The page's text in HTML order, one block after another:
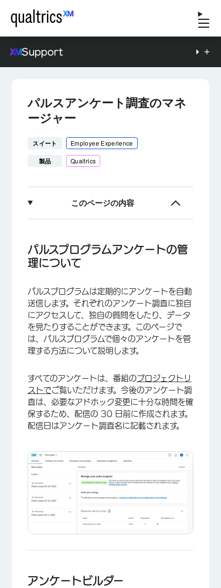
Support
パルスアンケート調査のマネ
ージャー
スイート Employee Experience
製品 Qualtrics
このページの内容
アンケートビルダー
アンケート調査参加者
組織階層
メッセージ
データと分析
FAQs
パルスプログラムアンケートの管
理について
パルスプログラムは定期的にアンケートを自動
送信します。それぞれのアンケート調査に独自
にアクセスして、独自の質問をしたり、データ
を見たりすることができます。このページで
は、パルスプログラムで個々のアンケートを管
理する方法について説明します。
すべてのアンケートは、番組のプロジェクトリ
ストでご覧いただけます。今後のアンケート調
査は、必要なアドホック変更に十分な時間を確
保するため、配信の 30 日前に作成されます。
配信日はアンケート調査名に記載されます。
アンケートビルダー